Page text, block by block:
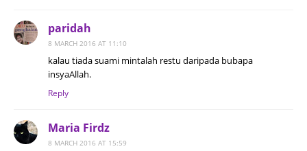
paridah
8 MARCH 2016 AT 11:10
kalau tiada suami mintalah restu daripada bubapa
insyaAllah.
Reply
Maria Firdz
8 MARCH 2016 AT 15:59